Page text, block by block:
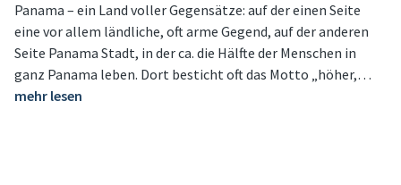
Panama – ein Land voller Gegensätze: auf der einen Seite
eine vor allem ländliche, oft arme Gegend, auf der anderen
Seite Panama Stadt, in der ca. die Hälfte der Menschen in
ganz Panama leben. Dort besticht oft das Motto „höher,…
mehr lesen